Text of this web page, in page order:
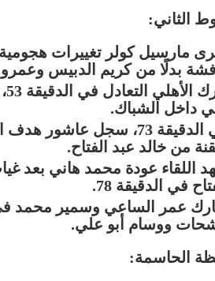
الثاني:
مارسيل كولر تغييرات
بدلًا من كريم الدبيس وعمرو
داخل الشباك.
في الدقيقة 73، سجل
من خالد عبد الفتاح.
اللقاء عودة محمد هاني بعد
في الدقيقة 78.
عمر الساعي وسمير محمد في
ووسام أبو علي.
الحاسمة: